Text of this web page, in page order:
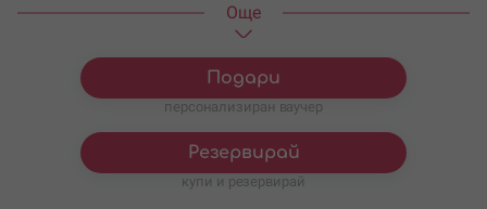
Заснемане на четири
ириса и рамка
€/
Заснемане на пет ириса 127.82€/
Заснемане на пет ириса и
рамка
153.39€
Oще
Подари
персонализиран ваучер
Резервирай
купи и резервирай